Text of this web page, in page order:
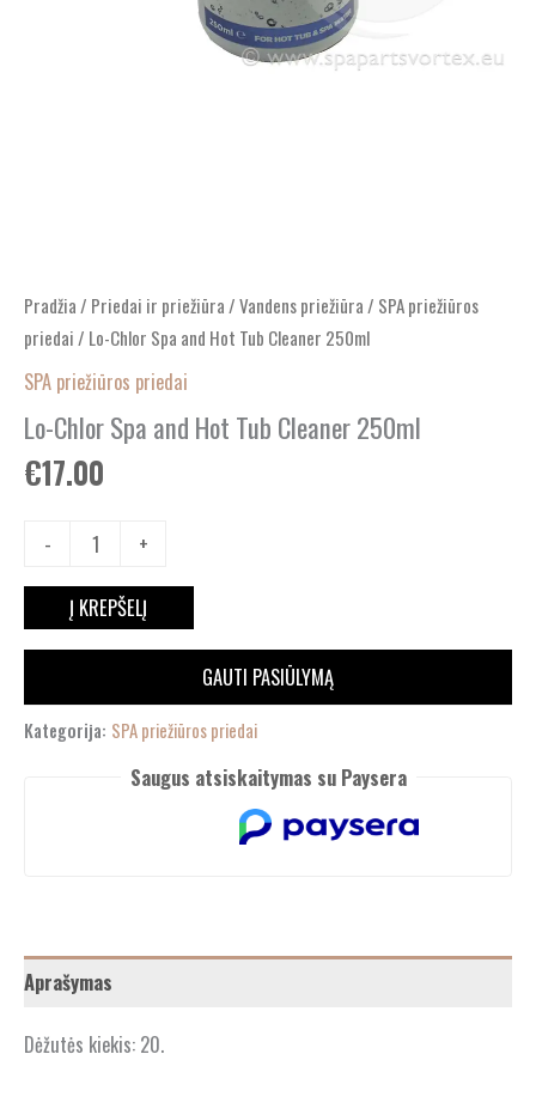
Pradžia / Priedai ir priežiūra /Vandens priežiūra / SPA priežiūros
priedai / Lo-Chlor Spa and Hot Tub Cleaner 250ml
SPA priežiūros priedai
Lo-Chlor Spa and Hot Tub Cleaner 250ml
€17.00
- +
Į KREPŠELĮ
GAUTI PASIŪLYMĄ
Kategorija: SPA priežiūros priedai
Saugus atsiskaitymas su Paysera
Aprašymas
Dėžutės kiekis: 20.